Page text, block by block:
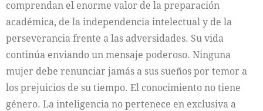
comprendan el enorme valor de la preparación
académica, de la independencia intelectual y de la
perseverancia frente a las adversidades. Su vida
continúa enviando un mensaje poderoso. Ninguna
mujer debe renunciar jamás a sus sueños por temor a
los prejuicios de su tiempo. El conocimiento no tiene
género. La inteligencia no pertenece en exclusiva a